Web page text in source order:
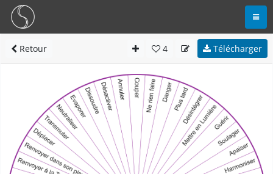
Retour 4 Télécharger